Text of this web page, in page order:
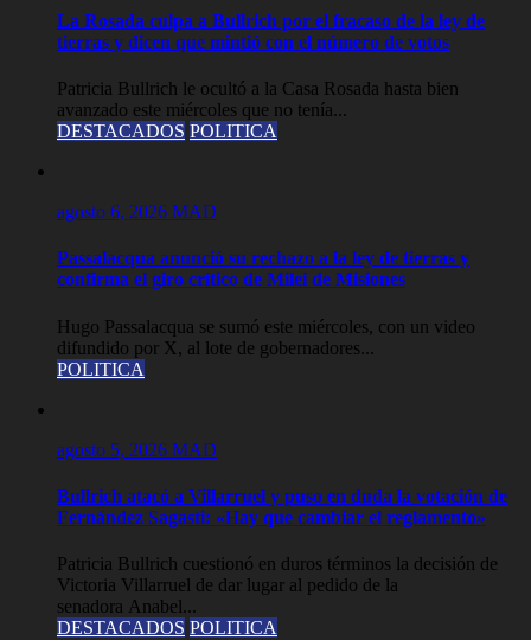
La Rosada culpa a Bullrich por el fracaso de la ley de
tierras y dicen que mintió con el número de votos
Patricia Bullrich le ocultó a la Casa Rosada hasta bien
avanzado este miércoles que no tenía...
DESTACADOS POLITICA
agosto 6, 2026 MAD
Passalacqua anunció su rechazo a la ley de tierras y
confirma el giro crítico de Milei de Misiones
Hugo Passalacqua se sumó este miércoles, con un video
difundido por X, al lote de gobernadores...
POLITICA
agosto 5, 2026 MAD
Bullrich atacó a Villarruel y puso en duda la votación de
Fernández Sagasti: «Hay que cambiar el reglamento»
Patricia Bullrich cuestionó en duros términos la decisión de
Victoria Villarruel de dar lugar al pedido de la
senadora Anabel...
DESTACADOS POLITICA